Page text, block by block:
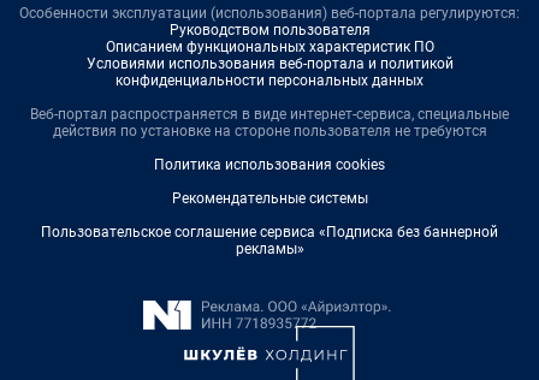
Особенности эксплуатации (использования) веб-портала регулируются:
Руководством пользователя
Описанием функциональных характеристик ПО
Условиями использования веб-портала и политикой
конфиденциальности персональных данных
Веб-портал распространяется в виде интернет-сервиса, специальные
действия по установке на стороне пользователя не требуются
Политика использования cookies
Рекомендательные системы
Пользовательское соглашение сервиса «Подписка без баннерной
рекламы»